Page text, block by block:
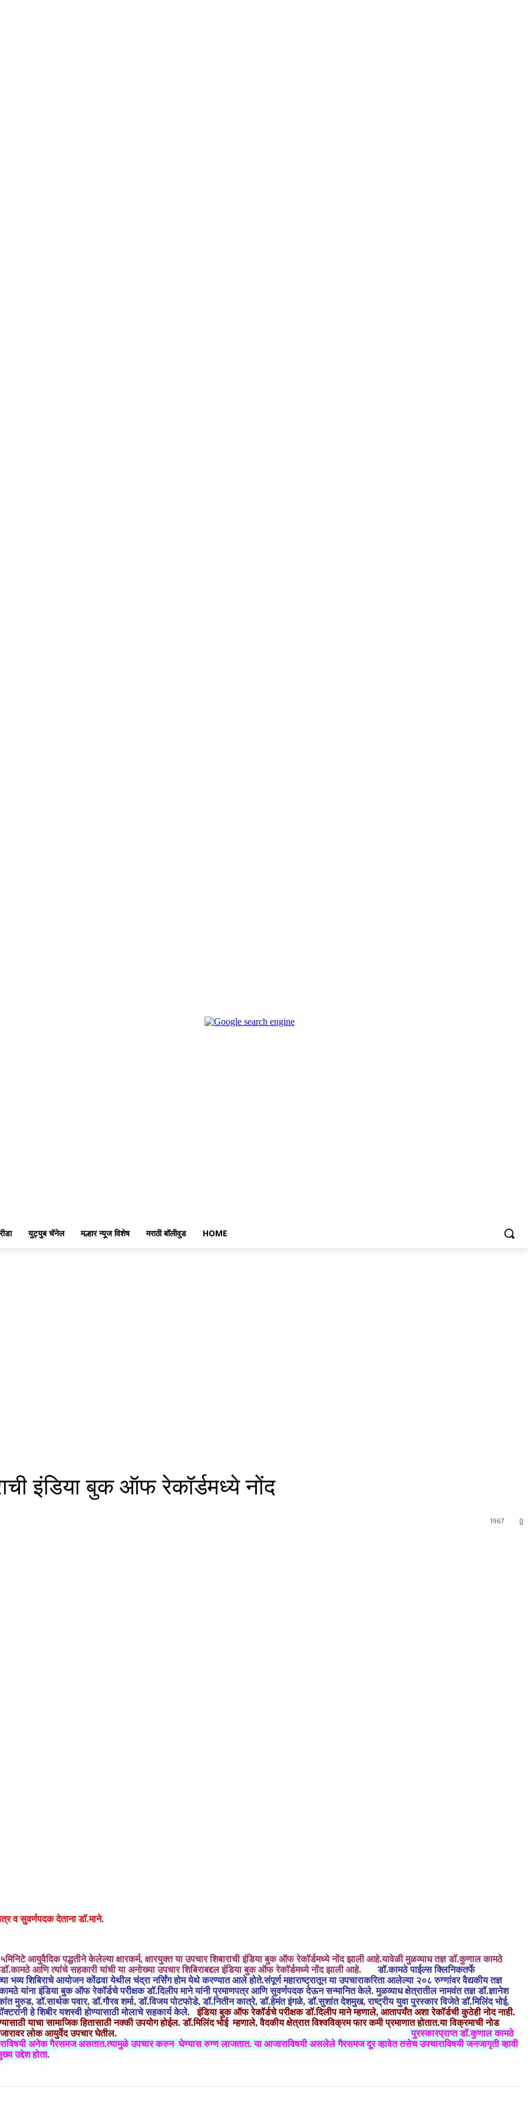
युट्युब चॅनेल मल्हार न्यूज विशेष मराठी बॉलीवुड HOME
इंडिया बुक ऑफ रेकॉर्डमध्ये नोंद
0
1967
व सुवर्णपदक देताना डॉ.माने.
आयुवैदिक पद्धतीने केलेल्या क्षारकर्म, क्षारयुक्त या उपचार शिबाराची इंडिया बुक ऑफ रेकॉर्डमध्ये नोंद झाली आहे.यावेळी मुळव्याध तज्ञ डॉ.कुणाल कामठे
आणि त्यांचे सहकारी यांची या अनोख्या उपचार शिबिराबद्दल इंडिया बुक ऑफ रेकॉर्डमध्ये नोंद झाली आहे.
डॉ.कामठे पाईल्स क्लिनिकतर्फे
भव्य शिबिराचे आयोजन कोंढवा येथील चंद्रा नर्सिंग होम येथे करण्यात आले होते.संपूर्ण महाराष्ट्रातून या उपचाराकरिता आलेल्या २०८ रुग्णांवर वैद्यकीय तज्ञ
यांना इंडिया बुक ऑफ रेकॉर्डचे परीक्षक डॉ.दिलीप माने यांनी प्रमाणपत्र आणि सुवर्णपदक देऊन सन्मानित केले. मुळव्याध क्षेत्रातील नामवंत तज्ञ डॉ.ज्ञानेश
मुरुड, डॉ.सार्थक पवार, डॉ.गौरव शर्मा, डॉ.विजय पोटफोडे, डॉ.नितीन कात्रे, डॉ.हेमंत इंगळे, डॉ.सुशांत देशमुख, राष्ट्रीय युवा पुरस्कार विजेते डॉ.मिलिंद भोई,
हे शिबीर यशस्वी होण्यासाठी मोलाचे सहकार्य केले. इंडिया बुक ऑफ रेकॉर्डचे परीक्षक डॉ.दिलीप माने म्हणाले, आतापर्यंत अशा रेकॉर्डची कुठेही नोद नाही.
याचा सामाजिक हितासाठी नक्की उपयोग होईल. डॉ.मिलिंद भोई म्हणाले, वैदकीय क्षेत्रात विश्वविक्रम फार कमी प्रमाणात होतात.या विक्रमाची नोड
नक्कीच बदलेल.मुळव्याध आजारावर लोक आयुर्वेद उपचार घेतील.
पुरस्कारप्राप्त डॉ.कुणाल कामठे
अनेक गैरसमज असतात.त्यामुळे उपचार करुन घेण्यास रुग्ण लाजतात. या आजाराविषयी असलेले गैरसमज दूर व्हावेत तसेच उपचाराविषयी जनजागृती व्हावी
उद्देश होता.